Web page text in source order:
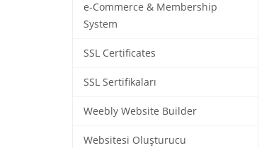
e-Commerce & Membership
System
SSL Certificates
SSL Sertifikaları
Weebly Website Builder
Websitesi Oluşturucu